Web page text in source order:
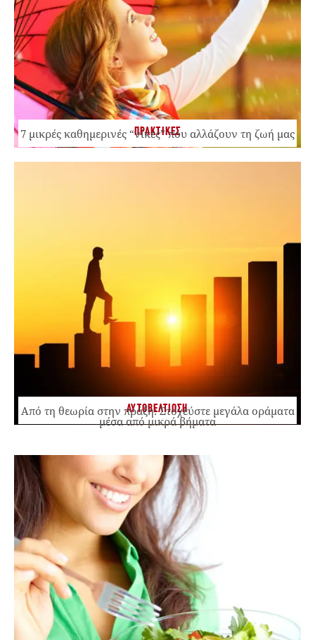
ΠΡΑΚΤΙΚΕΣ
7 μικρές καθημερινές “νίκες” που αλλάζουν τη ζωή μας
ΑΥΤΟΒΕΛΤΙΩΣΗ
Από τη θεωρία στην πράξη: Στοχεύστε μεγάλα οράματα
μέσα από μικρά βήματα